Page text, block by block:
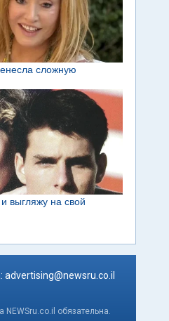
advertising@newsru.co.il
обязательна.